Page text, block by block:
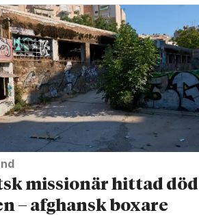
missionär hittad död
– afghansk boxare